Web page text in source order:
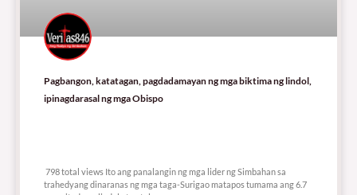
Pagbangon, katatagan, pagdadamayan ng mga biktima ng lindol,
ipinagdarasal ng mga Obispo
798 total views Ito ang panalangin ng mga lider ng Simbahan sa
trahedyang dinaranas ng mga taga-Surigao matapos tumama ang 6.7